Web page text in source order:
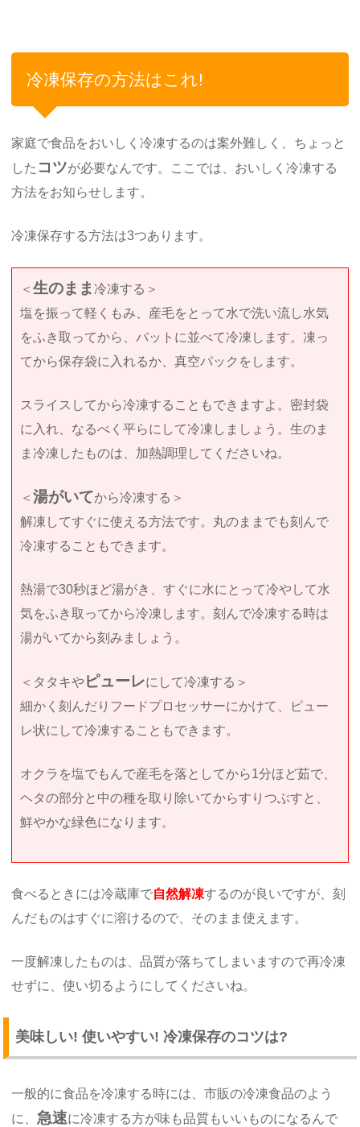
冷凍保存の方法はこれ!
家庭で食品をおいしく冷凍するのは案外難しく、ちょっと
した コツが必要なんです。ここでは、おいしく冷凍する
方法をお知らせします。
冷凍保存する方法は3つあります。
＜生のまま冷凍する＞
塩を振って軽くもみ、産毛をとって水で洗い流し水気
をふき取ってから、バットに並べて冷凍します。凍っ
てから保存袋に入れるか、真空パックをします。
スライスしてから冷凍することもできますよ。密封袋
に入れ、なるべく平らにして冷凍しましょう。生のま
ま冷凍したものは、加熱調理してくださいね。
＜湯がいてから冷凍する＞
解凍してすぐに使える方法です。丸のままでも刻んで
冷凍することもできます。
熱湯で30秒ほど湯がき、すぐに水にとって冷やして水
気をふき取ってから冷凍します。刻んで冷凍する時は
湯がいてから刻みましょう。
＜タタキや ピューレにして冷凍する＞
細かく刻んだりフードプロセッサーにかけて、ピュー
レ状にして冷凍することもできます。
オクラを塩でもんで産毛を落としてから1分ほど茹で、
ヘタの部分と中の種を取り除いてからすりつぶすと、
鮮やかな緑色になります。
食べるときには冷蔵庫で自然解凍するのが良いですが、刻
んだものはすぐに溶けるので、そのまま使えます。
一度解凍したものは、品質が落ちてしまいますので再冷凍
せずに、使い切るようにしてくださいね。
美味しい! 使いやすい! 冷凍保存のコツは?
一般的に食品を冷凍する時には、市販の冷凍食品のよう
に、 急速に冷凍する方が味も品質もいいものになるんで